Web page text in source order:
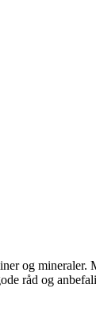
og
råd og